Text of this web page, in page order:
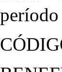
período